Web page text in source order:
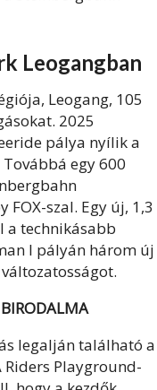
Leogangban
Leogang, 105
2025
pálya nyílik a
egy 600
szal. Egy új, 1,3
a technikásabb
I pályán három új
legalján található a
Riders Playground-